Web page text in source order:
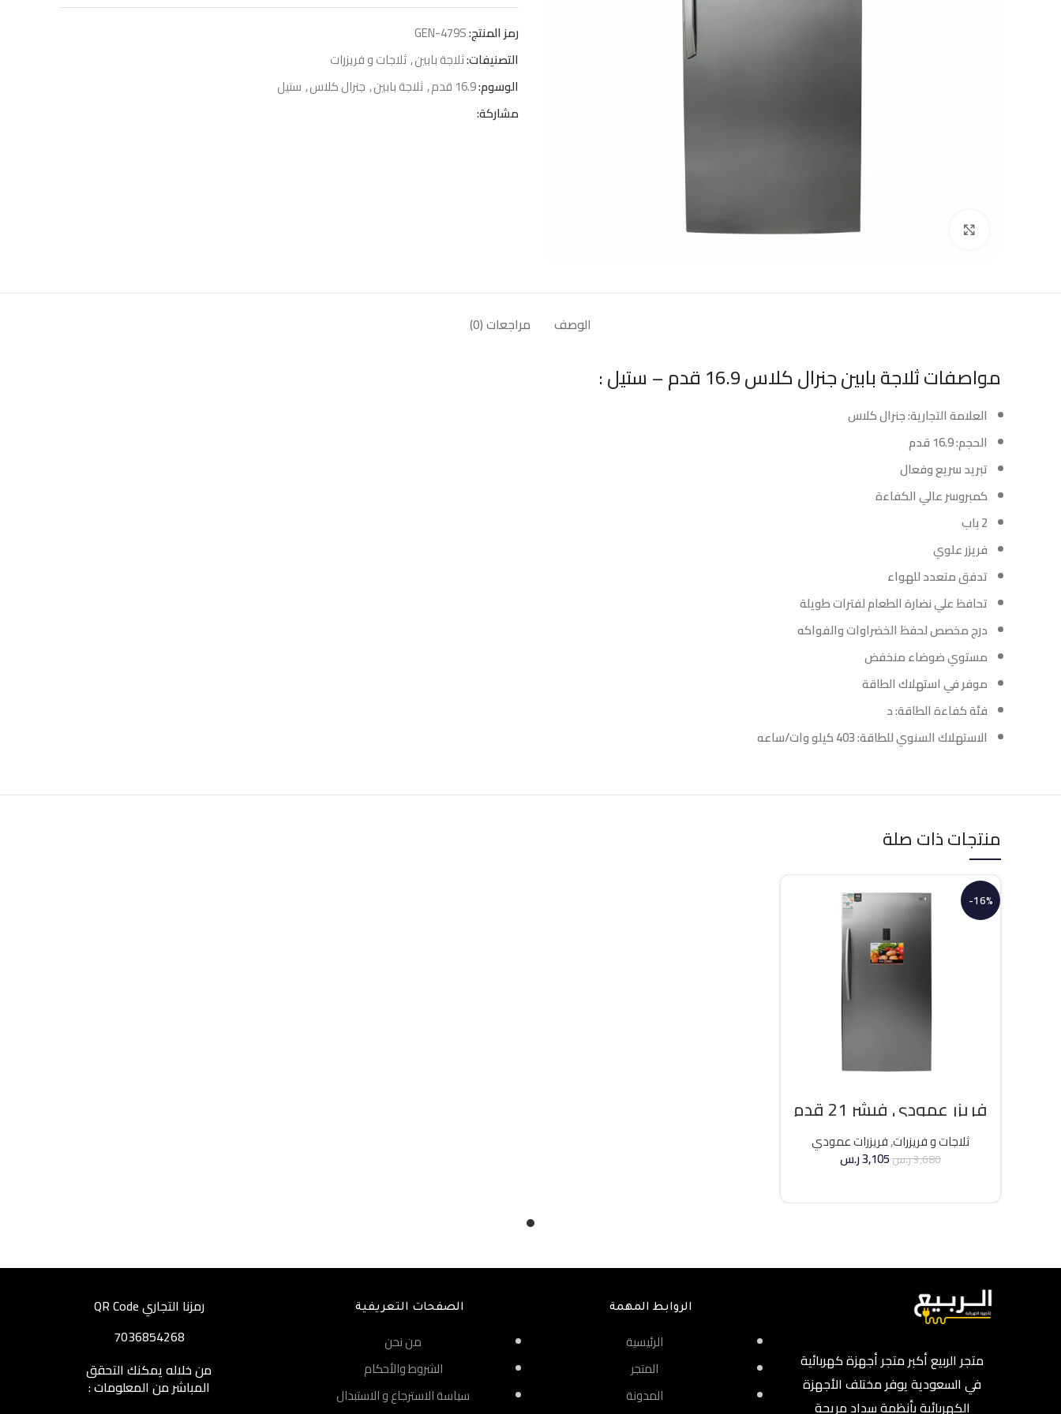
رمز المنتج:GEN-479S
التصنيفات:ثلاجة بابين,ثلاجات و فريزرات
الوسوم:16.9 قدم ,ثلاجة بابين, جنرال كلاس, ستيل
مشاركة:
الوصف مراجعات (0)
مواصفات ثلاجة بابين جنرال كلاس 16.9 قدم – ستيل :
العلامة التجارية: جنرال كلاس
الحجم: 16.9 قدم
تبريد سريع وفعال
كمبروسر عالي الكفاءة
2 باب
فريزر علوي
تدفق متعدد للهواء
تحافظ علي نضارة الطعام لفترات طويلة
درج مخصص لحفظ الخضراوات والفواكه
مستوي ضوضاء منخفض
موفر في استهلاك الطاقة
فئة كفاءة الطاقة: د
الاستهلاك السنوي للطاقة: 403 كيلو وات/ساعه
منتجات ذات صلة
-16%
فريزر عمودي فيشر 21 قدم انفرتر – فضي
ثلاجات و فريزرات,فريزرات عمودي
3,680ر.س3,105ر.س
متجر الربيع أكبر متجر أجهزة كهربائية
في السعودية يوفر مختلف الأجهزة
الكهربائية بأنظمة سداد مريحة
الروابط المهمة
الرئيسية
المتجر
المدونة
الصفحات التعريفية
من نحن
الشروط والأحكام
سياسة الاسترجاع و الاستبدال
رمزنا التجاري QR Code
7036854268
من خلاله يمكنك التحقق
المباشر من المعلومات :